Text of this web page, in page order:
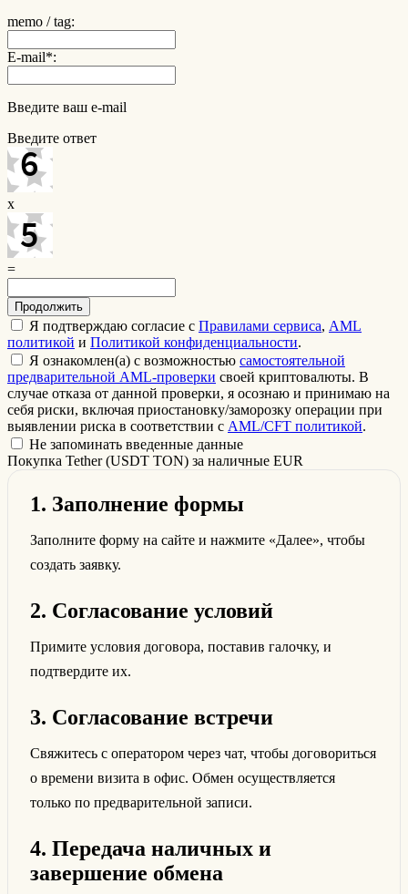
memo / tag:
E-mail*:
Введите ваш e-mail
Введите ответ
x
=
Я подтверждаю согласие с Правилами сервиса, AML
политикой и Политикой конфиденциальности.
Я ознакомлен(а) с возможностью самостоятельной
предварительной AML-проверки своей криптовалюты. В
случае отказа от данной проверки, я осознаю и принимаю на
себя риски, включая приостановку/заморозку операции при
выявлении риска в соответствии с AML/CFT политикой.
Не запоминать введенные данные
Покупка Tether (USDT TON) за наличные EUR
1. Заполнение формы
Заполните форму на сайте и нажмите «Далее», чтобы
создать заявку.
2. Согласование условий
Примите условия договора, поставив галочку, и
подтвердите их.
3. Согласование встречи
Свяжитесь с оператором через чат, чтобы договориться
о времени визита в офис. Обмен осуществляется
только по предварительной записи.
4. Передача наличных и
завершение обмена